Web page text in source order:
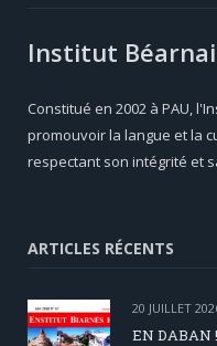
Institut
Constitué en 2002 à PAU,
promouvoir la langue et la
respectant son intégrité et
ARTICLES RÉCENTS
20 JUILLET
EN DABAN